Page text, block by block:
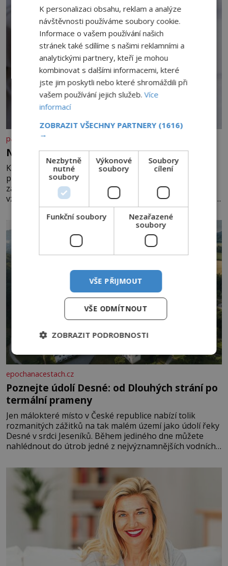
panidomu.cz
Nedovolte mozku stárnout
Každý, komu je přes 25 let, by měl pravidelně
procvičovat mozkové závity. V tomto období se totiž
začíná zhoršovat paměť. Možná máte problém
vzpomenout si na jméno kolegy z práce. Nebo marně v
paměti lovíte název knížky, kterou jste nedávno přečetli.
Je to opravdu tak, s věkem jako kdyby se paměť
rozhodla stávkovat. Cvičte
epochanacestach.cz
Poznejte údolí Desné: od Dlouhých strání po
termální prameny
Jen málokteré místo v České republice nabízí tolik
rozmanitých zážitků na tak malém území jako údolí řeky
Desné v srdci Jeseníků. Během jediného dne můžete
nahlédnout do útrob jedné z nejvýznamnějších vodních
se na koloběžce a den zakončit poznáváním památek ve
Velkých Losinách nebo v termálním
K personalizaci obsahu, reklam a analýze
návštěvnosti používáme soubory cookie.
Informace o vašem používání našich
stránek také sdílíme s našimi reklamními a
analytickými partnery, kteří je mohou
kombinovat s dalšími informacemi, které
jste jim poskytli nebo které shromáždili při
vašem používání jejich služeb.Více
informací
ZOBRAZIT VŠECHNY PARTNERY (1616)
→
Nezbytně
nutné
soubory
Výkonové
soubory
Soubory
cílení
Funkční soubory
Nezařazené
soubory
VŠE PŘIJMOUT
VŠE ODMÍTNOUT
ZOBRAZIT PODROBNOSTI